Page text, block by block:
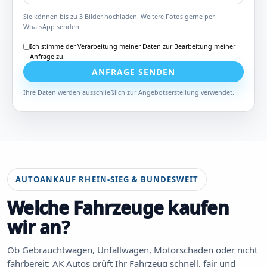
Sie können bis zu 3 Bilder hochladen. Weitere Fotos gerne per
WhatsApp senden.
Ich stimme der Verarbeitung meiner Daten zur Bearbeitung meiner
Anfrage zu.
ANFRAGE SENDEN
Ihre Daten werden ausschließlich zur Angebotserstellung verwendet.
AUTOANKAUF RHEIN-SIEG & BUNDESWEIT
Welche Fahrzeuge kaufen
wir an?
Ob Gebrauchtwagen, Unfallwagen, Motorschaden oder nicht
fahrbereit: AK Autos prüft Ihr Fahrzeug schnell, fair und